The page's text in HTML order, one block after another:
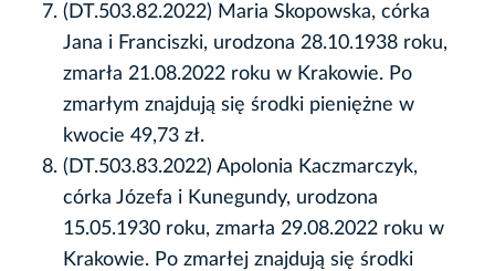
(DT.503.82.2022) Maria Skopowska, córka
Jana i Franciszki, urodzona 28.10.1938 roku,
zmarła 21.08.2022 roku w Krakowie. Po
zmarłym znajdują się środki pieniężne w
kwocie 49,73 zł.
(DT.503.83.2022) Apolonia Kaczmarczyk,
córka Józefa i Kunegundy, urodzona
15.05.1930 roku, zmarła 29.08.2022 roku w
Krakowie. Po zmarłej znajdują się środki